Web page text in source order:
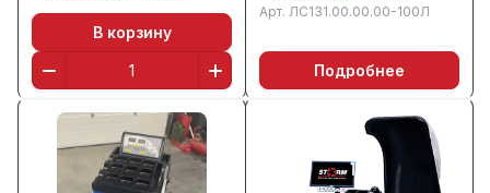
В корзину
Арт. ЛС131.00.00.00-100Л
Подробнее